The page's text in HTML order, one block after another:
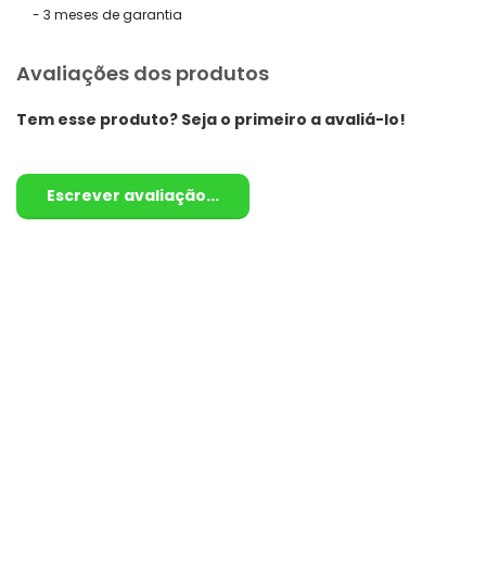
- 3 meses de garantia
Avaliações dos produtos
Tem esse produto? Seja o primeiro a avaliá-lo!
Escrever avaliação...